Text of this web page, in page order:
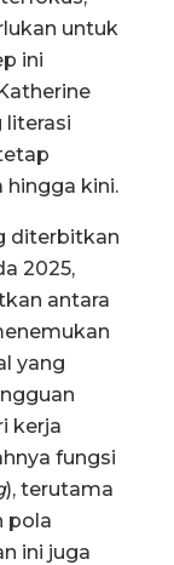
untuk
ini
literasi
hingga kini.
diterbitkan
2025,
antara
yang
kerja
fungsi
), terutama
pola
ini juga